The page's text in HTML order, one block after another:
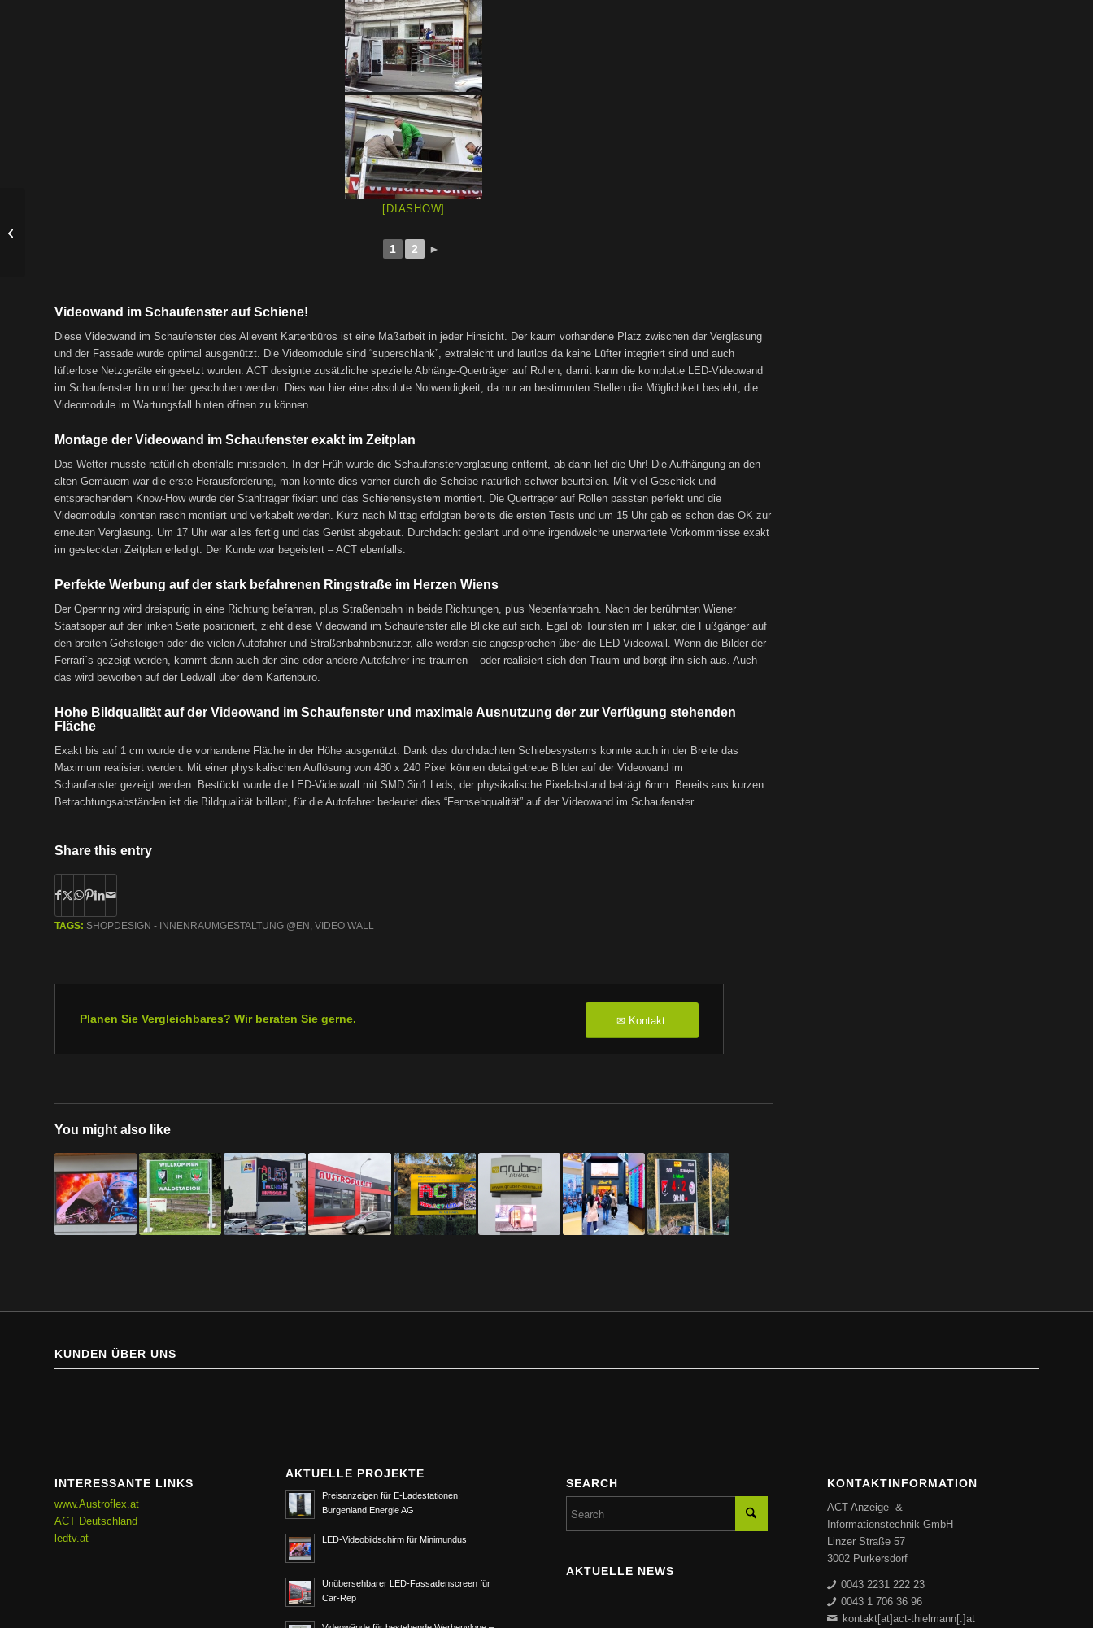
[DIASHOW]
1 2 ►
Videowand im Schaufenster auf Schiene!
Diese Videowand im Schaufenster des Allevent Kartenbüros ist eine Maßarbeit in jeder Hinsicht. Der kaum vorhandene Platz zwischen der Verglasung
und der Fassade wurde optimal ausgenützt. Die Videomodule sind “superschlank”, extraleicht und lautlos da keine Lüfter integriert sind und auch
lüfterlose Netzgeräte eingesetzt wurden. ACT designte zusätzliche spezielle Abhänge-Querträger auf Rollen, damit kann die komplette LED-Videowand
im Schaufenster hin und her geschoben werden. Dies war hier eine absolute Notwendigkeit, da nur an bestimmten Stellen die Möglichkeit besteht, die
Videomodule im Wartungsfall hinten öffnen zu können.
Montage der Videowand im Schaufenster exakt im Zeitplan
Das Wetter musste natürlich ebenfalls mitspielen. In der Früh wurde die Schaufensterverglasung entfernt, ab dann lief die Uhr! Die Aufhängung an den
alten Gemäuern war die erste Herausforderung, man konnte dies vorher durch die Scheibe natürlich schwer beurteilen. Mit viel Geschick und
entsprechendem Know-How wurde der Stahlträger fixiert und das Schienensystem montiert. Die Querträger auf Rollen passten perfekt und die
Videomodule konnten rasch montiert und verkabelt werden. Kurz nach Mittag erfolgten bereits die ersten Tests und um 15 Uhr gab es schon das OK zur
erneuten Verglasung. Um 17 Uhr war alles fertig und das Gerüst abgebaut. Durchdacht geplant und ohne irgendwelche unerwartete Vorkommnisse exakt
im gesteckten Zeitplan erledigt. Der Kunde war begeistert – ACT ebenfalls.
Perfekte Werbung auf der stark befahrenen Ringstraße im Herzen Wiens
Der Opernring wird dreispurig in eine Richtung befahren, plus Straßenbahn in beide Richtungen, plus Nebenfahrbahn. Nach der berühmten Wiener
Staatsoper auf der linken Seite positioniert, zieht diese Videowand im Schaufenster alle Blicke auf sich. Egal ob Touristen im Fiaker, die Fußgänger auf
den breiten Gehsteigen oder die vielen Autofahrer und Straßenbahnbenutzer, alle werden sie angesprochen über die LED-Videowall. Wenn die Bilder der
Ferrari´s gezeigt werden, kommt dann auch der eine oder andere Autofahrer ins träumen – oder realisiert sich den Traum und borgt ihn sich aus. Auch
das wird beworben auf der Ledwall über dem Kartenbüro.
Hohe Bildqualität auf der Videowand im Schaufenster und maximale Ausnutzung der zur Verfügung stehenden
Fläche
Exakt bis auf 1 cm wurde die vorhandene Fläche in der Höhe ausgenützt. Dank des durchdachten Schiebesystems konnte auch in der Breite das
Maximum realisiert werden. Mit einer physikalischen Auflösung von 480 x 240 Pixel können detailgetreue Bilder auf der Videowand im
Schaufenster gezeigt werden. Bestückt wurde die LED-Videowall mit SMD 3in1 Leds, der physikalische Pixelabstand beträgt 6mm. Bereits aus kurzen
Betrachtungsabständen ist die Bildqualität brillant, für die Autofahrer bedeutet dies “Fernsehqualität” auf der Videowand im Schaufenster.
Share this entry
TAGS: SHOPDESIGN - INNENRAUMGESTALTUNG @EN VIDEO WALL
Planen Sie Vergleichbares? Wir beraten Sie gerne. ✉ Kontakt
You might also like
KUNDEN ÜBER UNS
INTERESSANTE LINKS
www.Austroflex.at
ACT Deutschland
ledtv.at
AKTUELLE PROJEKTE
Preisanzeigen für E-Ladestationen:
Burgenland Energie AG
LED-Videobildschirm für Minimundus
Unübersehbarer LED-Fassadenscreen für
Car-Rep
SEARCH
AKTUELLE NEWS
KONTAKTINFORMATION
ACT Anzeige- &
Informationstechnik GmbH
Linzer Straße 57
3002 Purkersdorf
0043 2231 222 23
0043 1 706 36 96
kontakt[at]act-thielmann[.]at